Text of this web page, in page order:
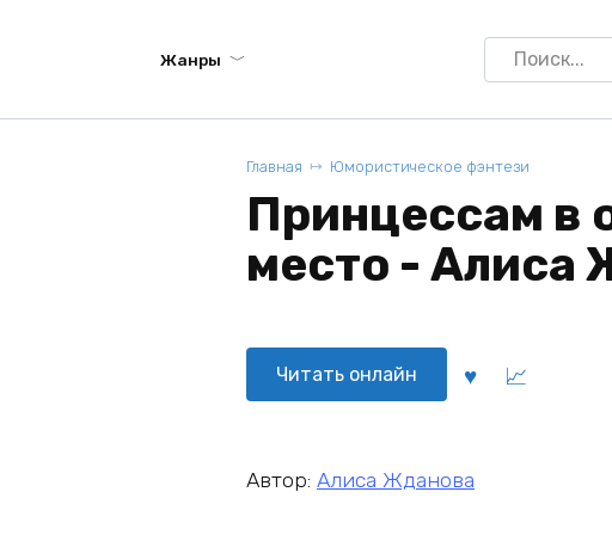
Жанры
Search
for:
Главная Юмористическое фэнтези
Принцессам в
место - Алиса
Читать онлайн
Автор: Алиса Жданова